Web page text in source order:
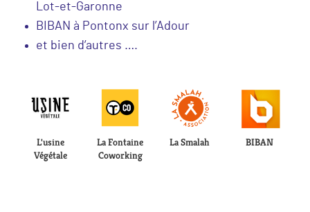
Lot-et-Garonne
BIBAN à Pontonx sur l’Adour
et bien d’autres ….
L'usine
Végétale
La Fontaine
Coworking
La Smalah BIBAN